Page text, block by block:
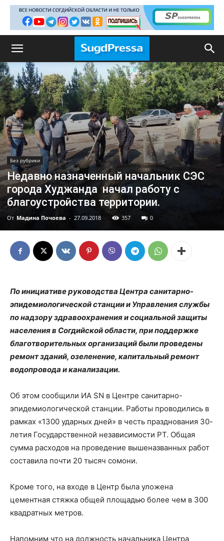
Без рубрики
Недавно назначенный начальник СЭС
города Худжанда начал работу с
благоустройства территории.
От Мадина Почоева - 27.09.2018 357 0
По инициативе руководства Центра санитарно-
эпидемиологической станции и Управления службы
по надзору здравоохранения и социальной защиты
населения в Согдийской области, при поддержке
благотворительных организаций были проведены
ремонт зданий, озеленение, капитальный ремонт
водопровода и канализации.
Об этом сообщили ИА SN в Центре санитарно-
эпидемиологической станции. Работы проводились в
рамках «1300 ударных дней» в честь празднования 30-
летия Государственной независимости РТ. Общая
сумма расходов на проведение вышеназванных работ
составила почти 20 тысяч сомони.
Кроме того, на входе в Центр была уложена
цементная стяжка общей площадью более чем в 300
квадратных метров.
Напомним что на должность начальника Центра